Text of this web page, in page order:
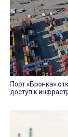
Порт «Бронка»
доступ к